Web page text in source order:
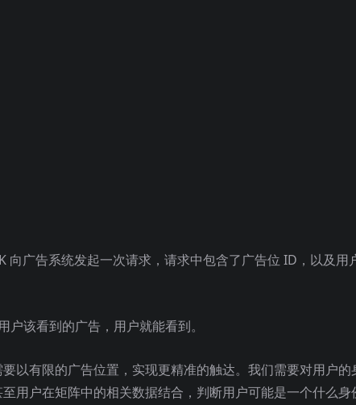
向广告系统发起一次请求，请求中包含了广告位 ID，以及用
该看到的广告，用户就能看到。
以有限的广告位置，实现更精准的触达。我们需要对用户的
用户在矩阵中的相关数据结合，判断用户可能是一个什么身